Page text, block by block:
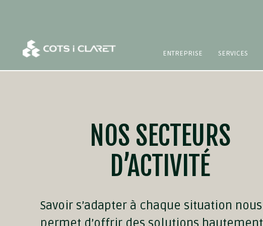
ENTREPRISE SERVICES
NOS SECTEURS
D’ACTIVITÉ
Savoir s’adapter à chaque situation nous